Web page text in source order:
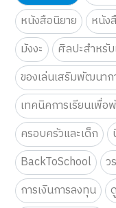
หนังสือนิยาย
หนัง
มังงะ
ศิลปะสำหรั
ของเล่นเสริมพัฒนาก
เทคนิคการเรียนเพื่
ครอบครัวและเด็ก
BackToSchool
ว
การเงินการลงทุน